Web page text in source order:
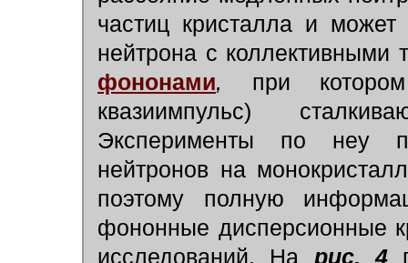
частиц кристалла и может
нейтрона с
фононами,
при
квазиимпульс)
Эксперименты по неу
нейтронов на
поэтому полную
фононные дисперсионные
исследований. На рис. 4